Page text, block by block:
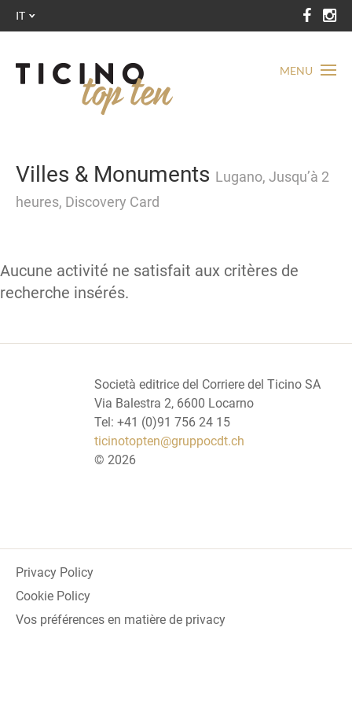
MENU
IT
Villes & Monuments Lugano, Jusqu’à 2
heures, Discovery Card
Aucune activité ne satisfait aux critères de
recherche insérés.
Società editrice del Corriere del Ticino SA
Via Balestra 2, 6600 Locarno
Tel: +41 (0)91 756 24 15
ticinotopten@gruppocdt.ch
© 2026
Privacy Policy
Cookie Policy
Vos préférences en matière de privacy